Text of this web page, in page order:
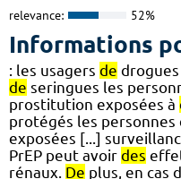
relevance: 52%
Informations
: les usagers de
de seringues les
prostitution exposées à
protégés les personnes
exposées [...]
PrEP peut avoir des
rénaux. De plus, en cas